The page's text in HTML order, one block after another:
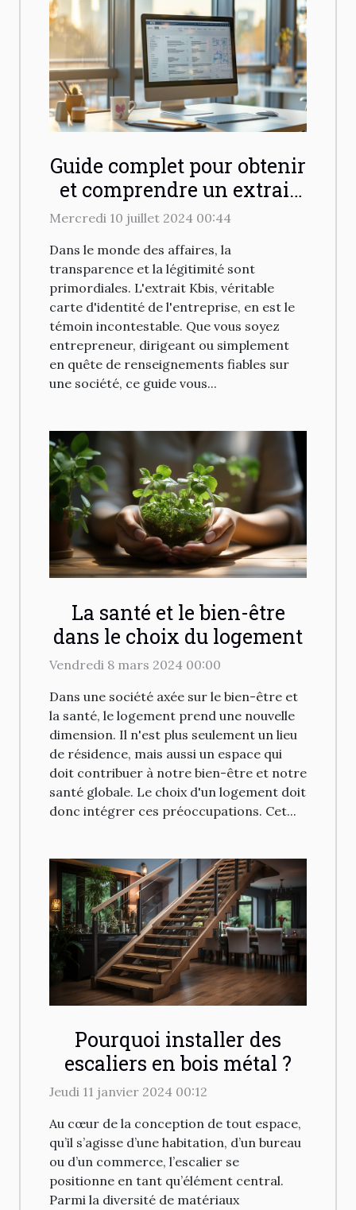
Guide complet pour obtenir
et comprendre un extrait
Kbis en ligne
Mercredi 10 juillet 2024 00:44
Dans le monde des affaires, la
transparence et la légitimité sont
primordiales. L'extrait Kbis, véritable
carte d'identité de l'entreprise, en est le
témoin incontestable. Que vous soyez
entrepreneur, dirigeant ou simplement
en quête de renseignements fiables sur
une société, ce guide vous...
La santé et le bien-être
dans le choix du logement
Vendredi 8 mars 2024 00:00
Dans une société axée sur le bien-être et
la santé, le logement prend une nouvelle
dimension. Il n'est plus seulement un lieu
de résidence, mais aussi un espace qui
doit contribuer à notre bien-être et notre
santé globale. Le choix d'un logement doit
donc intégrer ces préoccupations. Cet...
Pourquoi installer des
escaliers en bois métal ?
Jeudi 11 janvier 2024 00:12
Au cœur de la conception de tout espace,
qu’il s’agisse d’une habitation, d’un bureau
ou d’un commerce, l’escalier se
positionne en tant qu’élément central.
Parmi la diversité de matériaux